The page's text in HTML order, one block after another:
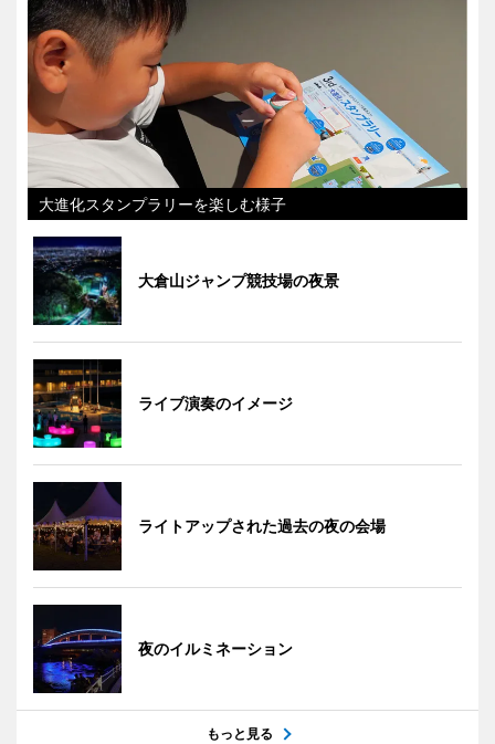
大進化スタンプラリーを楽しむ様子
大倉山ジャンプ競技場の夜景
ライブ演奏のイメージ
ライトアップされた過去の夜の会場
夜のイルミネーション
もっと見る